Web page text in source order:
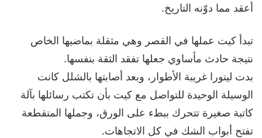
أعقد مما دوّنه التاريخ.
تبدأ كيت عملها في القصر وهي مثقلة بماضيها الخاص
نتيجة حادث مأساوي جعلها تفقد الثقة بنفسها.
بدت لينورا غريبة الأطوار، وبعد أصابتها بالشلل كانت
الوسيلة الوحيدة للتواصل مع كيت بأن تكتب رسائلها بآلة
كاتبة صغيرة تتحرك ببطء على الورق، وجملها المتقطعة
تفتح أبواب الشك في كل الاتجاهات.